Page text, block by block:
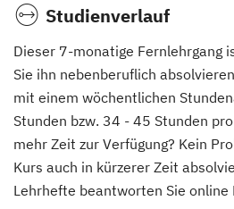
Studienverlauf
Dieser 7-monatige Fernlehrgang
Sie ihn nebenberuflich
mit einem wöchentlichen
Stunden bzw. 34 - 45 Stunden
mehr Zeit zur Verfügung? Kein
Kurs auch in kürzerer Zeit
Lehrhefte beantworten Sie online